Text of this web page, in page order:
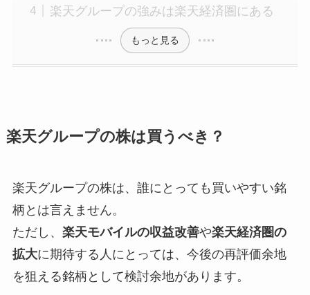
楽天グループの強みは楽天経済圏にある
もっと見る
楽天グループの株は買うべき？
楽天グループの株は、誰にとっても買いやすい銘
柄とは言えません。
ただし、 楽天モバイルの収益改善や楽天経済圏の
拡大に期待する人にとっては、今後の再評価余地
を狙える銘柄として検討余地があります。